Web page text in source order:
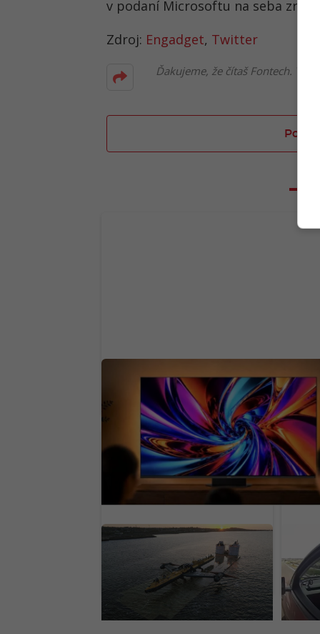
v podaní Microsoftu na seba
Zdroj: Engadget, Twitter
Ďakujeme, že čítaš Fontech. V
obraz za roky. Slávny výrobca vylepší
zážitok
Je predvídateľnejšia než
vietor aj slnko. Svet
zabudol na obrovskú
prírodnú elektráreň
za